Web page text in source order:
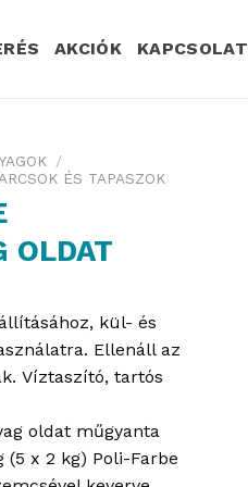
AKCIÓK KAPCSOLAT
/
ÉS TAPASZOK
OLDAT
kül- és
Ellenáll az
Víztaszító, tartós
oldat műgyanta
(5 x 2 kg) Poli-Farbe